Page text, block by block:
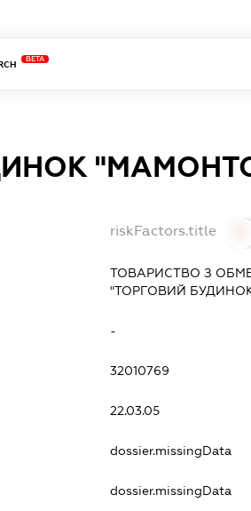
BETA
riskFactors.title
ТОВАРИСТВО З
"ТОРГОВИЙ
-
32010769
22.03.05
dossier.missingData
dossier.missingData